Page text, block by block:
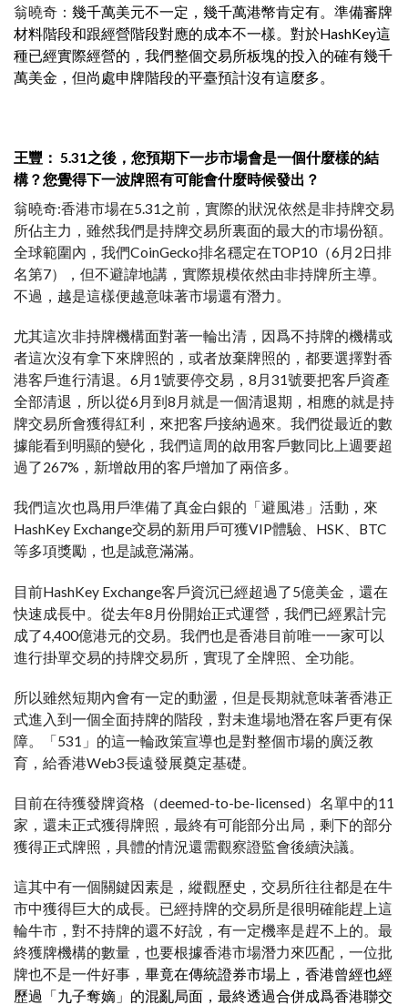
翁曉奇： 幾千萬美元不一定，幾千萬港幣肯定有。準備審牌
材料階段和跟經營階段對應的成本不一樣。對於HashKey這
種已經實際經營的，我們整個交易所板塊的投入的確有幾千
萬美金，但尚處申牌階段的平臺預計沒有這麼多。
王豐： 5.31之後，您預期下一步市場會是一個什麼樣的結
構？您覺得下一波牌照有可能會什麼時候發出？
翁曉奇:香港市場在5.31之前，實際的狀況依然是非持牌交易
所佔主力，雖然我們是持牌交易所裏面的最大的市場份額。
全球範圍內，我們CoinGecko排名穩定在TOP10（6月2日排
名第7），但不避諱地講，實際規模依然由非持牌所主導。
不過，越是這樣便越意味著市場還有潛力。
尤其這次非持牌機構面對著一輪出清，因爲不持牌的機構或
者這次沒有拿下來牌照的，或者放棄牌照的，都要選擇對香
港客戶進行清退。6月1號要停交易，8月31號要把客戶資產
全部清退，所以從6月到8月就是一個清退期，相應的就是持
牌交易所會獲得紅利，來把客戶接納過來。我們從最近的數
據能看到明顯的變化，我們這周的啟用客戶數同比上週要超
過了267%，新增啟用的客戶增加了兩倍多。
我們這次也爲用戶準備了真金白銀的「避風港」活動，來
HashKey Exchange交易的新用戶可獲VIP體驗、HSK、BTC
等多項獎勵，也是誠意滿滿。
目前HashKey Exchange客戶資沉已經超過了5億美金，還在
快速成長中。從去年8月份開始正式運營，我們已經累計完
成了4,400億港元的交易。我們也是香港目前唯一一家可以
進行掛單交易的持牌交易所，實現了全牌照、全功能。
所以雖然短期內會有一定的動盪，但是長期就意味著香港正
式進入到一個全面持牌的階段，對未進場地潛在客戶更有保
障。「531」的這一輪政策宣導也是對整個市場的廣泛教
育，給香港Web3長遠發展奠定基礎。
目前在待獲發牌資格（deemed-to-be-licensed）名單中的11
家，還未正式獲得牌照，最終有可能部分出局，剩下的部分
獲得正式牌照，具體的情況還需觀察證監會後續決議。
這其中有一個關鍵因素是，縱觀歷史，交易所往往都是在牛
市中獲得巨大的成長。已經持牌的交易所是很明確能趕上這
輪牛市，對不持牌的還不好說，有一定機率是趕不上的。最
終獲牌機構的數量，也要根據香港市場潛力來匹配，一位批
牌也不是一件好事， 畢竟在傳統證券市場上，香港曾經也經
歷過「九子奪嫡」的混亂局面，最終透過合併成爲香港聯交